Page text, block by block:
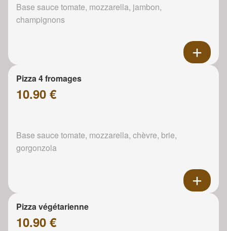
Base sauce tomate, mozzarella, jambon,
champignons
Pizza 4 fromages
10.90 €
Base sauce tomate, mozzarella, chèvre, brie,
gorgonzola
Pizza végétarienne
10.90 €